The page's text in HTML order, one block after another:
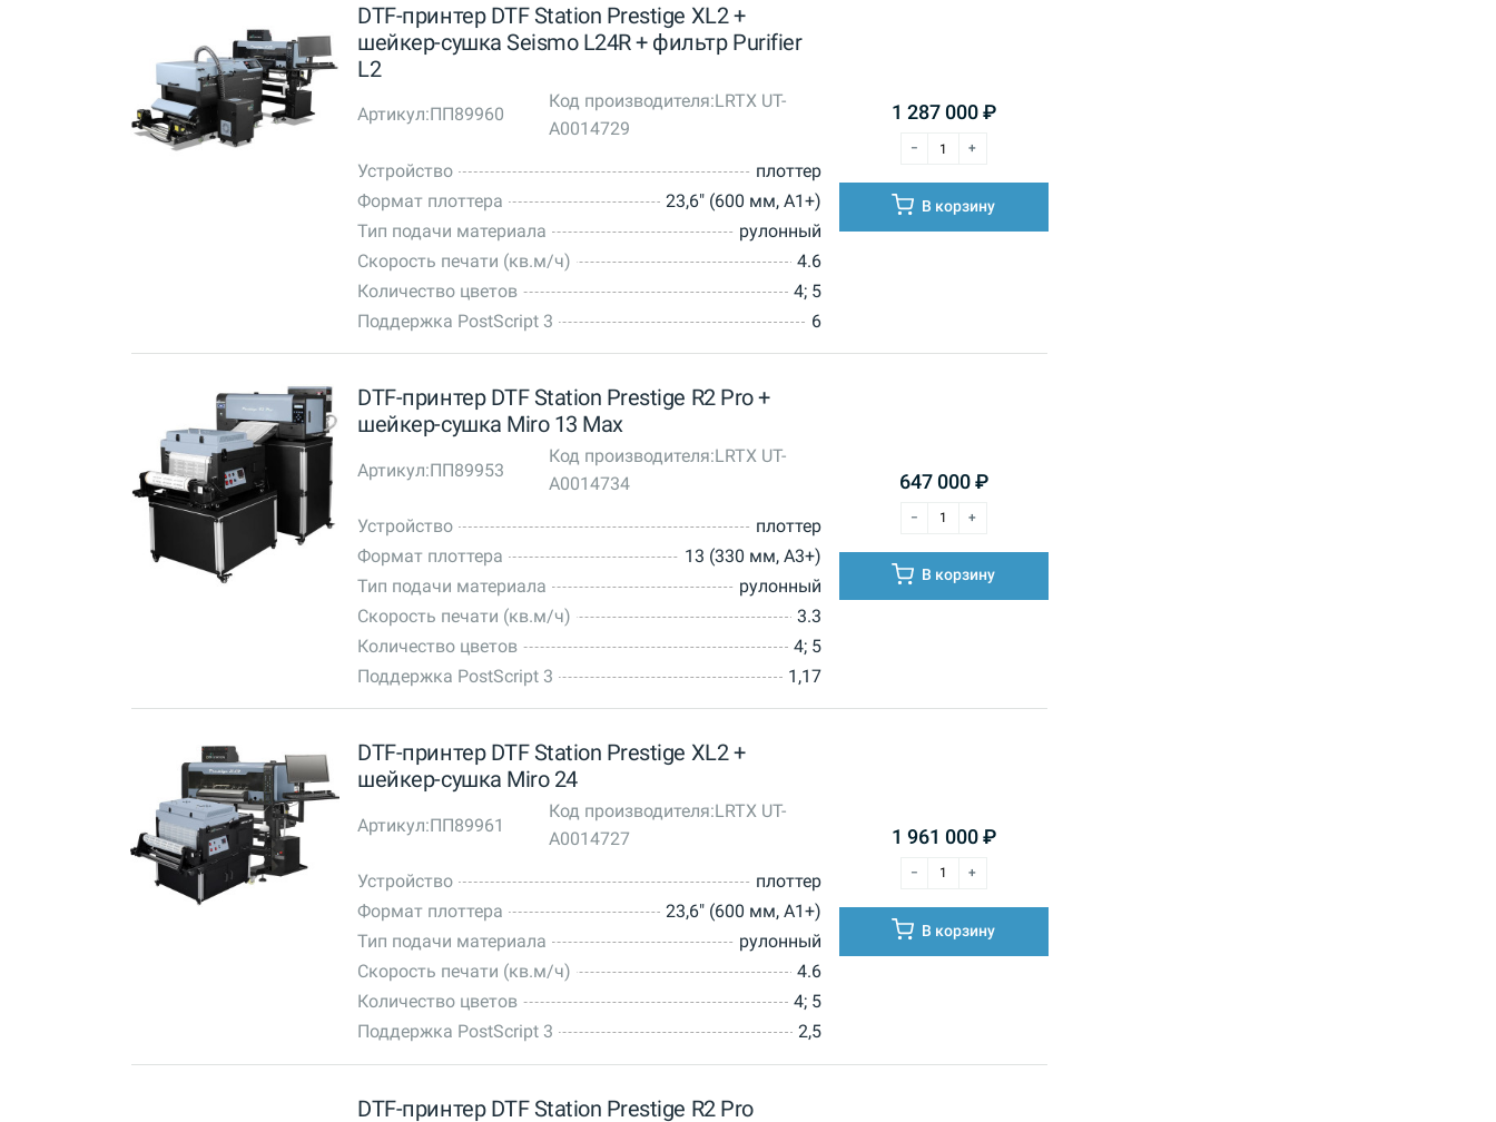
DTF-принтер DTF Station Prestige XL2 +
шейкер-сушка Seismo L24R + фильтр Purifier
L2
Артикул:ПП89960
Код производителя:LRTX UT-
A0014729
Устройство
плоттер
Формат плоттера
23,6" (600 мм, А1+)
Тип подачи материала
рулонный
Скорость печати (кв.м/ч)
4.6
Количество цветов
4; 5
Поддержка PostScript 3
6
1 287 000 ₽
В корзину
DTF-принтер DTF Station Prestige R2 Pro +
шейкер-сушка Miro 13 Max
Артикул:ПП89953
Код производителя:LRTX UT-
A0014734
Устройство
плоттер
Формат плоттера
13 (330 мм, А3+)
Тип подачи материала
рулонный
Скорость печати (кв.м/ч)
3.3
Количество цветов
4; 5
Поддержка PostScript 3
1,17
647 000 ₽
В корзину
DTF-принтер DTF Station Prestige XL2 +
шейкер-сушка Miro 24
Артикул:ПП89961
Код производителя:LRTX UT-
A0014727
Устройство
плоттер
Формат плоттера
23,6" (600 мм, А1+)
Тип подачи материала
рулонный
Скорость печати (кв.м/ч)
4.6
Количество цветов
4; 5
Поддержка PostScript 3
2,5
1 961 000 ₽
В корзину
DTF-принтер DTF Station Prestige R2 Pro